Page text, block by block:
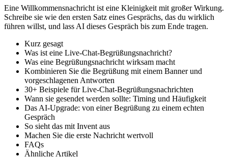
Eine Willkommensnachricht ist eine Kleinigkeit mit großer Wirkung.
Schreibe sie wie den ersten Satz eines Gesprächs, das du wirklich
führen willst, und lass AI dieses Gespräch bis zum Ende tragen.
Kurz gesagt
Was ist eine Live-Chat-Begrüßungsnachricht?
Was eine Begrüßungsnachricht wirksam macht
Kombinieren Sie die Begrüßung mit einem Banner und
vorgeschlagenen Antworten
30+ Beispiele für Live-Chat-Begrüßungsnachrichten
Wann sie gesendet werden sollte: Timing und Häufigkeit
Das AI-Upgrade: von einer Begrüßung zu einem echten
Gespräch
So sieht das mit Invent aus
Machen Sie die erste Nachricht wertvoll
FAQs
Ähnliche Artikel